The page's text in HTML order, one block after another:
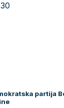
30
partija